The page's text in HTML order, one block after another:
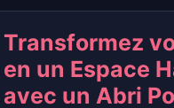
Transformez
en un Espace
avec un Abri